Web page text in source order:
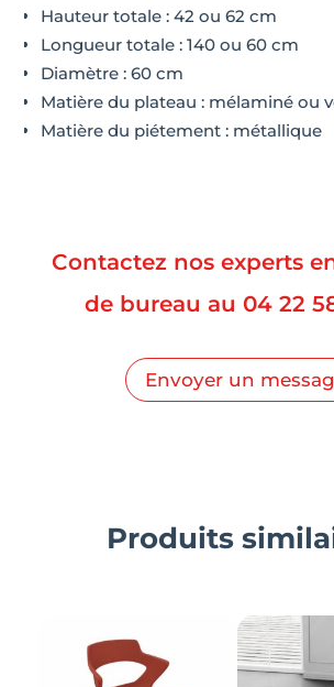
Hauteur totale : 42 ou 62 cm
Longueur totale : 140 ou 60 cm
Diamètre : 60 cm
Matière du plateau : mélaminé ou
Matière du piétement : métallique
Contactez nos experts
de bureau au 04 22
Envoyer un
Produits